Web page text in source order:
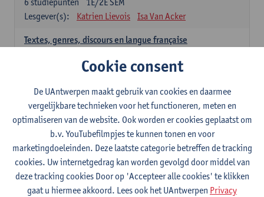
Lesgever(s):
Katrien Lievois Isa Van Acker
Textes, genres, discours en langue française
Kris Peeters
Spaans: verplichte opleidingsonderdelen
Gramática española 1
1E SEM
studiepunten
Lesgever(s):
Anne Verhaert
Gramática española 2
2E SEM
3studiepunten
Cookie consent
De UAntwerpen maakt gebruik van cookies en daarmee
vergelijkbare technieken voor het functioneren, meten en
optimaliseren van de website. Ook worden er cookies geplaatst om
b.v. YouTubefilmpjes te kunnen tonen en voor
marketingdoeleinden. Deze laatste categorie betreffen de tracking
cookies. Uw internetgedrag kan worden gevolgd door middel van
deze tracking cookies Door op 'Accepteer alle cookies' te klikken
gaat u hiermee akkoord. Lees ook het UAntwerpen Privacy